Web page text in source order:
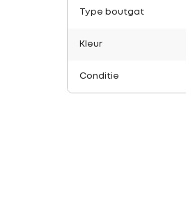
Type boutgat
Kleur
Conditie